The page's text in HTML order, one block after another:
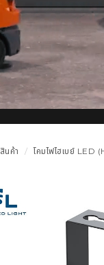
สินค้า โคมไฟไฮเบย์ LED